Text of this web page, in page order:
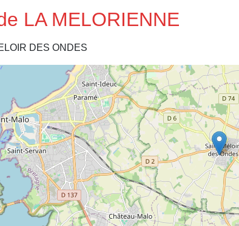
LA MELORIENNE
DES ONDES